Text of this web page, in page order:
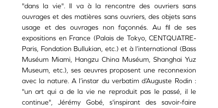
"dans la vie". Il va à la rencontre des ouvriers sans
ouvrages et des matières sans ouvriers, des objets sans
usage et des ouvrages non façonnés. Au fil de ses
expositions en France (Palais de Tokyo, CENTQUATRE-
Paris, Fondation Bullukian, etc.) et à l’international (Bass
Muséum Miami, Hangzu China Muséum, Shanghai Yuz
Museum, etc.), ses œuvres proposent une reconnexion
avec la nature. A l’instar du verbatim d’Auguste Rodin :
"un art qui a de la vie ne reproduit pas le passé, il le
continue", Jérémy Gobé, s'inspirant des savoir-faire